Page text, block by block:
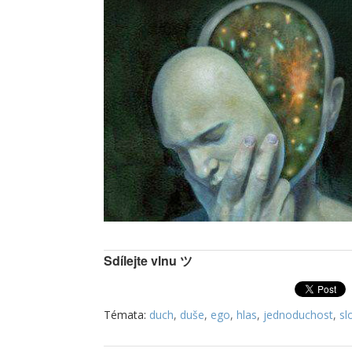
Sdílejte vlnu ツ
Témata: duch, duše, ego, hlas, jednoduchost,